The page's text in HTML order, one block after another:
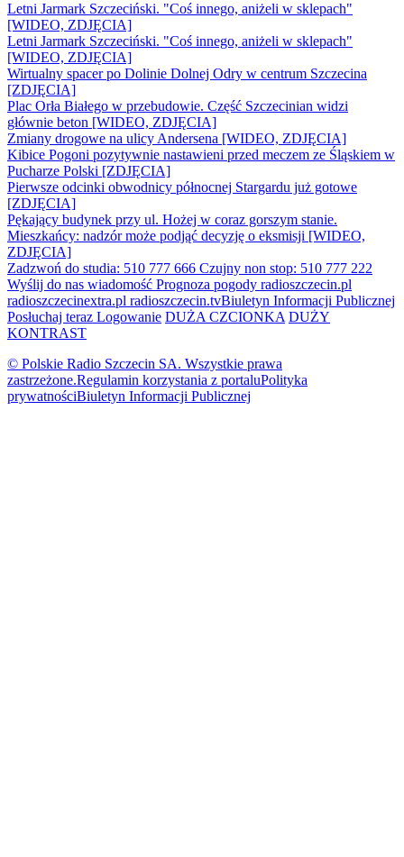
Letni Jarmark Szczeciński. "Coś innego, aniżeli w sklepach"
[WIDEO, ZDJĘCIA]
Letni Jarmark Szczeciński. "Coś innego, aniżeli w sklepach"
[WIDEO, ZDJĘCIA]
Wirtualny spacer po Dolinie Dolnej Odry w centrum Szczecina
[ZDJĘCIA]
Plac Orła Białego w przebudowie. Część Szczecinian widzi
głównie beton [WIDEO, ZDJĘCIA]
Zmiany drogowe na ulicy Andersena [WIDEO, ZDJĘCIA]
Kibice Pogoni pozytywnie nastawieni przed meczem ze Śląskiem w
Pucharze Polski [ZDJĘCIA]
Pierwsze odcinki obwodnicy północnej Stargardu już gotowe
[ZDJĘCIA]
Pękający budynek przy ul. Hożej w coraz gorszym stanie.
Mieszkańcy: nadzór może podjąć decyzję o eksmisji [WIDEO,
ZDJĘCIA]
Zadzwoń do studia: 510 777 666 Czujny non stop: 510 777 222
Wyślij do nas wiadomość Prognoza pogody radioszczecin.pl
radioszczecinextra.pl radioszczecin.tvBiuletyn Informacji Publicznej
Posłuchaj teraz Logowanie DUŻA CZCIONKA DUŻY
KONTRAST
© Polskie Radio Szczecin SA. Wszystkie prawa
zastrzeżone.Regulamin korzystania z portaluPolityka
prywatnościBiuletyn Informacji Publicznej